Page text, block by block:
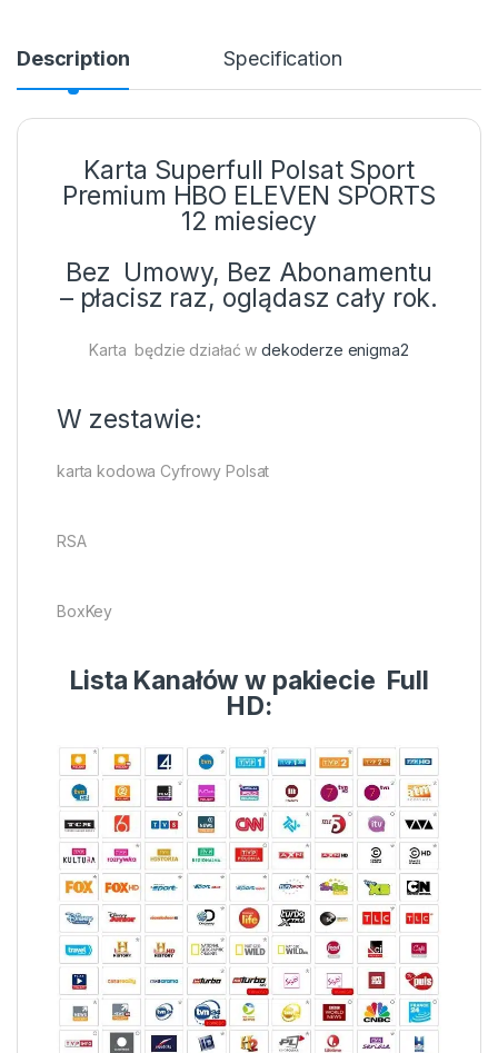
Description Specification
Karta Superfull Polsat Sport
Premium HBO ELEVEN SPORTS
12 miesiecy
Bez Umowy, Bez Abonamentu
– płacisz raz, oglądasz cały rok.
Karta będzie działać w dekoderze enigma2
W zestawie:
karta kodowa Cyfrowy Polsat
RSA
BoxKey
Lista Kanałów w pakiecie Full
HD: